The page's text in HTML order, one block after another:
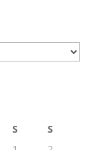
S
S